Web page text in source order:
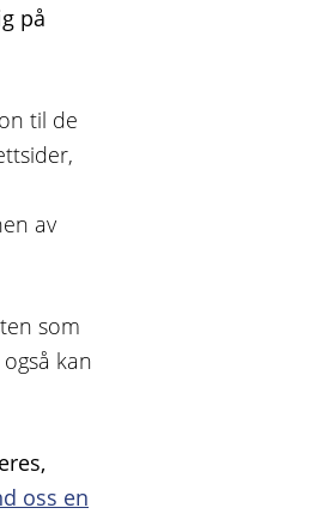
på
til de
av
som
kan
oss en